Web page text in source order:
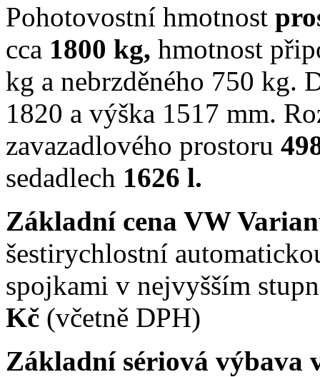
Pohotovostní hmotnost
cca 1800 kg, hmotnost
kg a nebrzděného 750 kg.
1820 a výška 1517 mm.
zavazadlového prostoru
sedadlech 1626 l.
Základní cena VW
šestirychlostní
spojkami v nejvyšším
Kč (včetně DPH)
Základní sériová výbava